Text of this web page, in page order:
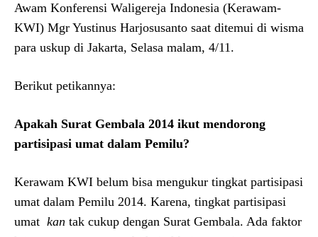
Awam Konferensi Waligereja Indonesia (Kerawam-
KWI) Mgr Yustinus Harjosusanto saat ditemui di wisma
para uskup di Jakarta, Selasa malam, 4/11.
Berikut petikannya:
Apakah Surat Gembala 2014 ikut mendorong
partisipasi umat dalam Pemilu?
Kerawam KWI belum bisa mengukur tingkat partisipasi
umat dalam Pemilu 2014. Karena, tingkat partisipasi
umat kan tak cukup dengan Surat Gembala. Ada faktor